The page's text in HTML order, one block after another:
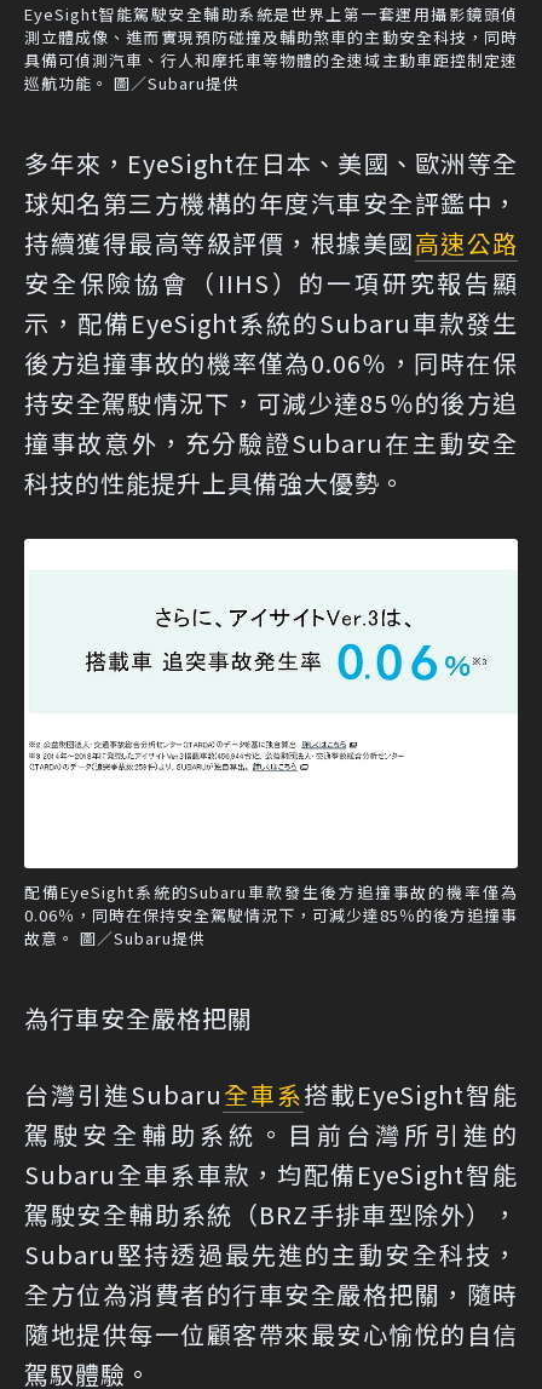
EyeSight智能駕駛安全輔助系統是世界上第一套運用攝影鏡頭偵
測立體成像、進而實現預防碰撞及輔助煞車的主動安全科技，同時
具備可偵測汽車、行人和摩托車等物體的全速域主動車距控制定速
巡航功能。 圖／Subaru提供
多年來，EyeSight在日本、美國、歐洲等全
球知名第三方機構的年度汽車安全評鑑中，
持續獲得最高等級評價，根據美國高速公路
安全保險協會（IIHS）的一項研究報告顯
示，配備EyeSight系統的Subaru車款發生
後方追撞事故的機率僅為0.06％，同時在保
持安全駕駛情況下，可減少達85％的後方追
撞事故意外，充分驗證Subaru在主動安全
科技的性能提升上具備強大優勢。
配備EyeSight系統的Subaru車款發生後方追撞事故的機率僅為
0.06％，同時在保持安全駕駛情況下，可減少達85％的後方追撞事
故意。 圖／Subaru提供
為行車安全嚴格把關
台灣引進Subaru全車系搭載EyeSight智能
駕駛安全輔助系統。目前台灣所引進的
Subaru全車系車款，均配備EyeSight智能
駕駛安全輔助系統（BRZ手排車型除外），
Subaru堅持透過最先進的主動安全科技，
全方位為消費者的行車安全嚴格把關，隨時
隨地提供每一位顧客帶來最安心愉悅的自信
駕馭體驗。